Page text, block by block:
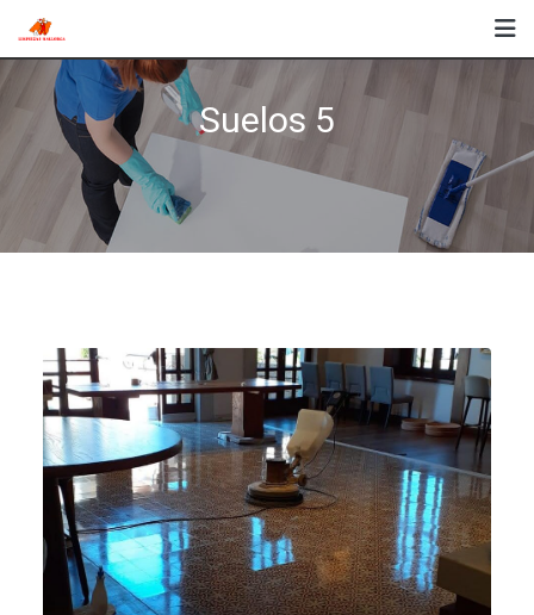
content
Suelos 5